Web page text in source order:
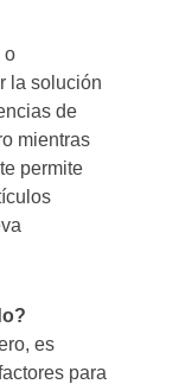
o
la solución
de
mientras
permite
es
para